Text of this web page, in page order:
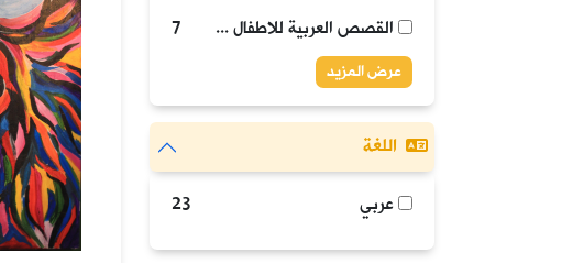
القصص العربية للاطفال - العراق - قرن 21.
7
عرض المزيد
عربي 23